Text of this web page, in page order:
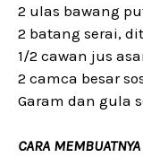
2 ulas bawang
2 batang serai,
1/2 cawan jus
2 camca besar
Garam dan gula
CARA